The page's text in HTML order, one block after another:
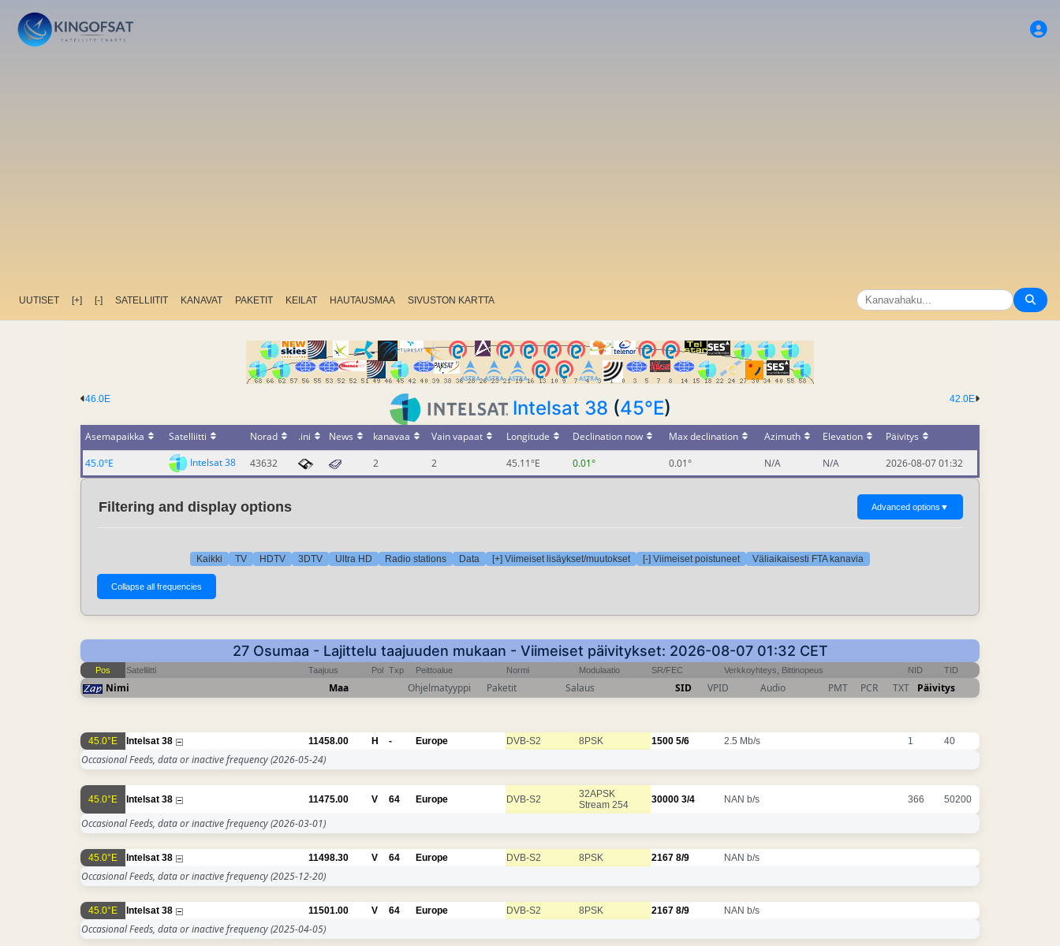
UUTISET [+] [-] SATELLIITIT KANAVAT PAKETIT KEILAT HAUTAUSMAA SIVUSTON KARTTA
42.0E
46.0E Intelsat 38 (45°E)
Asemapaikka Satelliitti Norad .ini News kanavaa Vain vapaat Longitude Declination now Max declination Azimuth Elevation
Päivitys
45.0°E
Intelsat 38 43632 2 2 45.11°E 0.01° 0.01° N/A N/A 2026-08-07 01:32
Filtering and display options Advanced options ▼
Kaikki TV HDTV 3DTV Ultra HD Radio stations Data [+] Viimeiset lisäykset/muutokset [-] Viimeiset poistuneet Väliaikaisesti FTA kanavia
27 Osumaa - Lajittelu taajuuden mukaan - Viimeiset päivitykset: 2026-08-07 01:32 CET
Pos Satelliitti Taajuus Pol Txp Peittoalue Normi Modulaatio SR/FEC Verkkoyhteys, Bittinopeus NID TID
Nimi Maa Ohjelmatyyppi Paketit Salaus SID VPID Audio PMT PCR TXT Päivitys
45.0°E Intelsat 38 11458.00 H - Europe DVB-S2 8PSK 1500 5/6 2.5 Mb/s 1 40
Occasional Feeds, data or inactive frequency(2026-05-24)
45.0°E Intelsat 38 11475.00 V 64 Europe DVB-S2
32APSK
Stream 254
30000 3/4 NAN b/s 366 50200
Occasional Feeds, data or inactive frequency(2026-03-01)
45.0°E Intelsat 38 11498.30 V 64 Europe DVB-S2 8PSK 2167 8/9 NAN b/s
Occasional Feeds, data or inactive frequency(2025-12-20)
45.0°E Intelsat 38 11501.00 V 64 Europe DVB-S2 8PSK 2167 8/9 NAN b/s
Occasional Feeds, data or inactive frequency(2025-04-05)